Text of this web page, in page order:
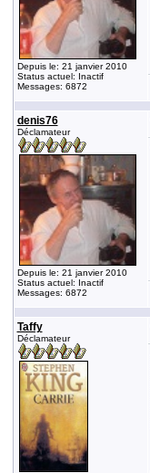
Depuis le: 21 janvier 2010
Status actuel: Inactif
Messages: 6872
denis76
Déclamateur
Depuis le: 21 janvier 2010
Status actuel: Inactif
Messages: 6872
Taffy
Déclamateur